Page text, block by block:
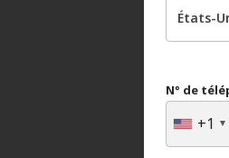
États-
N° de
+1